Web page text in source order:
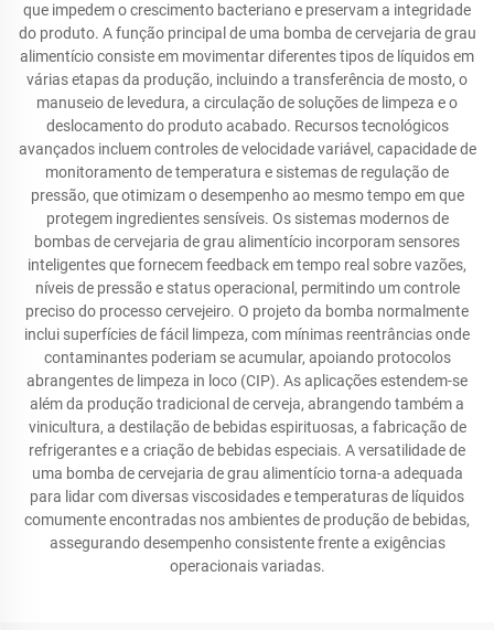
que impedem o crescimento bacteriano e preservam a integridade
do produto. A função principal de uma bomba de cervejaria de grau
alimentício consiste em movimentar diferentes tipos de líquidos em
várias etapas da produção, incluindo a transferência de mosto, o
manuseio de levedura, a circulação de soluções de limpeza e o
deslocamento do produto acabado. Recursos tecnológicos
avançados incluem controles de velocidade variável, capacidade de
monitoramento de temperatura e sistemas de regulação de
pressão, que otimizam o desempenho ao mesmo tempo em que
protegem ingredientes sensíveis. Os sistemas modernos de
bombas de cervejaria de grau alimentício incorporam sensores
inteligentes que fornecem feedback em tempo real sobre vazões,
níveis de pressão e status operacional, permitindo um controle
preciso do processo cervejeiro. O projeto da bomba normalmente
inclui superfícies de fácil limpeza, com mínimas reentrâncias onde
contaminantes poderiam se acumular, apoiando protocolos
abrangentes de limpeza in loco (CIP). As aplicações estendem-se
além da produção tradicional de cerveja, abrangendo também a
vinicultura, a destilação de bebidas espirituosas, a fabricação de
refrigerantes e a criação de bebidas especiais. A versatilidade de
uma bomba de cervejaria de grau alimentício torna-a adequada
para lidar com diversas viscosidades e temperaturas de líquidos
comumente encontradas nos ambientes de produção de bebidas,
assegurando desempenho consistente frente a exigências
operacionais variadas.